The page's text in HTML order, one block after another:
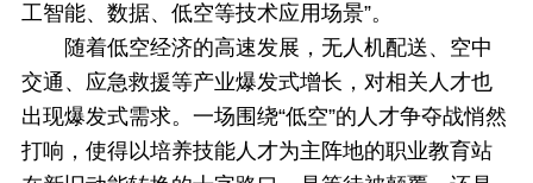
工智能、数据、低空等技术应用场景”。
随着低空经济的高速发展，无人机配送、空中
交通、应急救援等产业爆发式增长，对相关人才也
出现爆发式需求。一场围绕“低空”的人才争夺战悄然
打响，使得以培养技能人才为主阵地的职业教育站